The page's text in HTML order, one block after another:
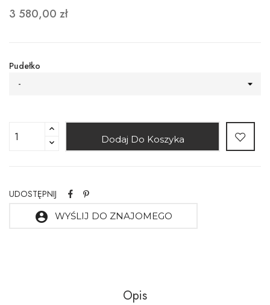
3 580,00 zł
Pudełko
-
Dodaj Do Koszyka
UDOSTĘPNIJ
account_circle WYŚLIJ DO ZNAJOMEGO
Opis